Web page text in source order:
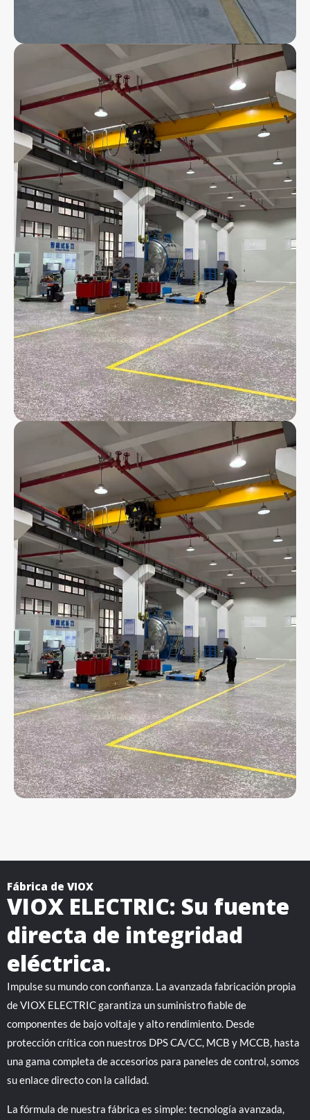
Fábrica de VIOX
VIOX ELECTRIC: Su fuente
directa de integridad
eléctrica.
Impulse su mundo con confianza. La avanzada fabricación propia
de VIOX ELECTRIC garantiza un suministro fiable de
componentes de bajo voltaje y alto rendimiento. Desde
protección crítica con nuestros DPS CA/CC, MCB y MCCB, hasta
una gama completa de accesorios para paneles de control, somos
su enlace directo con la calidad.
La fórmula de nuestra fábrica es simple: tecnología avanzada,